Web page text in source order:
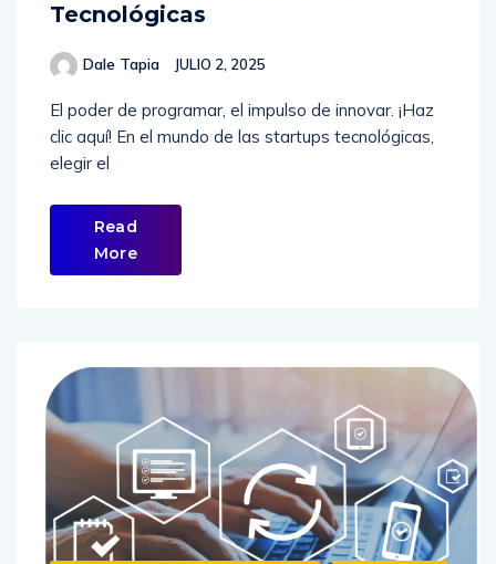
Tecnológicas
Dale Tapia JULIO 2, 2025
El poder de programar, el impulso de innovar. ¡Haz
clic aquí! En el mundo de las startups tecnológicas,
elegir el
Read
More